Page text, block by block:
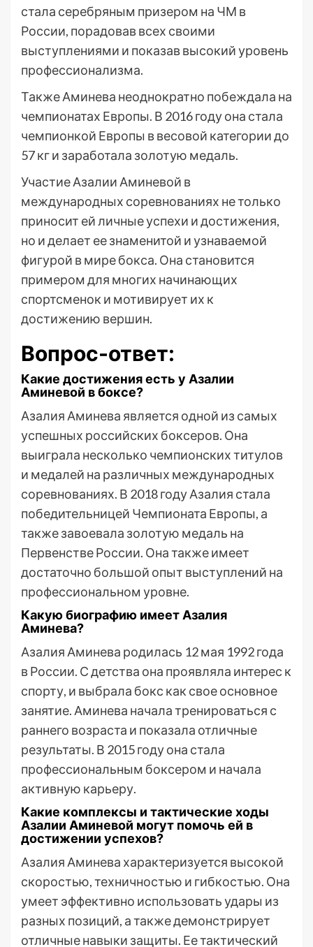
стала серебряным призером на ЧМ в
России, порадовав всех своими
выступлениями и показав высокий уровень
профессионализма.
Также Аминева неоднократно побеждала на
чемпионатах Европы. В 2016 году она стала
чемпионкой Европы в весовой категории до
57 кг и заработала золотую медаль.
Участие Азалии Аминевой в
международных соревнованиях не только
приносит ей личные успехи и достижения,
но и делает ее знаменитой и узнаваемой
фигурой в мире бокса. Она становится
примером для многих начинающих
спортсменок и мотивирует их к
достижению вершин.
Вопрос-ответ:
Какие достижения есть у Азалии
Аминевой в боксе?
Азалия Аминева является одной из самых
успешных российских боксеров. Она
выиграла несколько чемпионских титулов
и медалей на различных международных
соревнованиях. В 2018 году Азалия стала
победительницей Чемпионата Европы, а
также завоевала золотую медаль на
Первенстве России. Она также имеет
достаточно большой опыт выступлений на
профессиональном уровне.
Какую биографию имеет Азалия
Аминева?
Азалия Аминева родилась 12 мая 1992 года
в России. С детства она проявляла интерес к
спорту, и выбрала бокс как свое основное
занятие. Аминева начала тренироваться с
раннего возраста и показала отличные
результаты. В 2015 году она стала
профессиональным боксером и начала
активную карьеру.
Какие комплексы и тактические ходы
Азалии Аминевой могут помочь ей в
достижении успехов?
Азалия Аминева характеризуется высокой
скоростью, техничностью и гибкостью. Она
умеет эффективно использовать удары из
разных позиций, а также демонстрирует
отличные навыки защиты. Ее тактический